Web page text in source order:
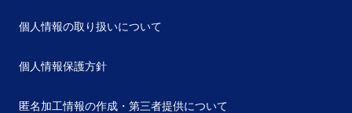
個人情報の取り扱いについて
個人情報保護方針
匿名加工情報の作成・第三者提供について